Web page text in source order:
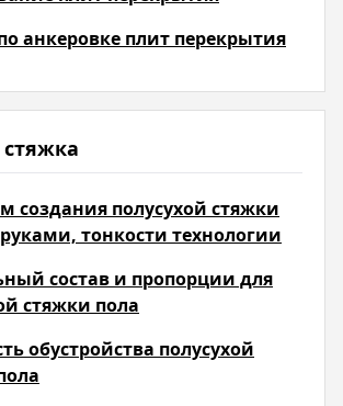
анкеровке плит перекрытия
стяжка
создания полусухой стяжки
тонкости технологии
состав и пропорции для
стяжки пола
обустройства полусухой